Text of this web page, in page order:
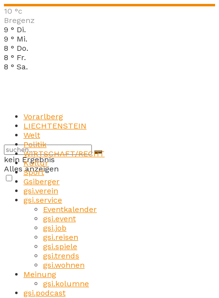
10 °c
Bregenz
9 ° Di.
9 ° Mi.
8 ° Do.
8 ° Fr.
8 ° Sa.
kein Ergebnis
Alles anzeigen
Vorarlberg
LIECHTENSTEIN
Welt
Politik
WIRTSCHAFT/RECHT
Kultur
Sport
Gsiberger
gsi.verein
gsi.service
Eventkalender
gsi.event
gsi.job
gsi.reisen
gsi.spiele
gsi.trends
gsi.wohnen
Meinung
gsi.kolumne
gsi.podcast